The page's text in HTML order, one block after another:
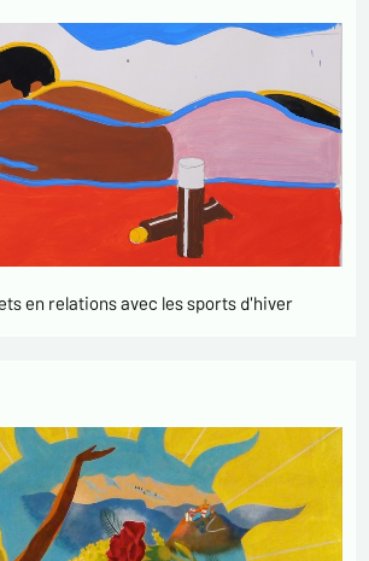
en relations avec les sports d'hiver